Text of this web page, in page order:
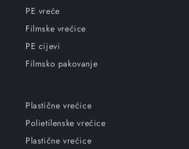
PE vreće
Filmske vrećice
PE cijevi
Filmsko pakovanje
Plastične vrećice
Polietilenske vrećice
Plastične vrećice